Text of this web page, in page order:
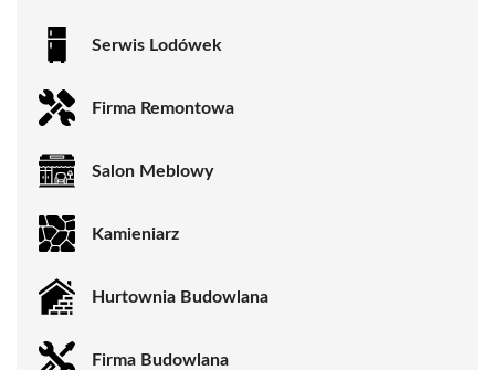
Serwis Lodówek
Firma Remontowa
Salon Meblowy
Kamieniarz
Hurtownia Budowlana
Firma Budowlana